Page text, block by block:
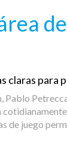
claras para
Pablo
de juego